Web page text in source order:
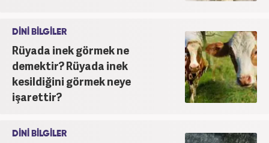
DİNİ BİLGİLER
Rüyada inek görmek ne
demektir? Rüyada inek
kesildiğini görmek neye
işarettir?
DİNİ BİLGİLER